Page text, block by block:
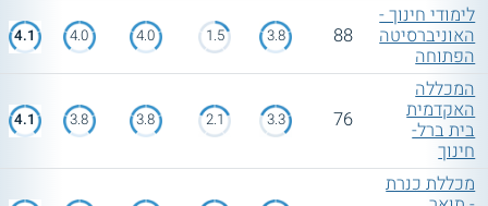
לימודי חינוך -
האוניברסיטה
הפתוחה
88
3.8
1.5
4.0
4.0
4.1
המכללה
האקדמית
בית ברל-
חינוך
76
3.3
2.1
3.8
3.8
4.1
מכללת כנרת